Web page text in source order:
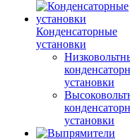
Конденсаторные
установки
установки
установки